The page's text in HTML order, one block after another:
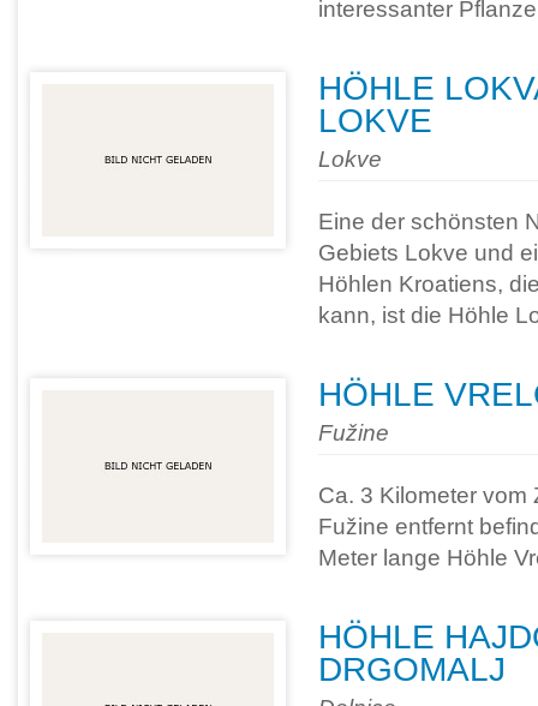
interessanter
HÖHLE
LOKVE
Lokve
Eine der schönsten
Gebiets Lokve und
Höhlen Kroatiens,
kann, ist die Höhle
HÖHLE
Fužine
Ca. 3 Kilometer vom
Fužine entfernt
Meter lange Höhle
HÖHLE
DRGOMALJ